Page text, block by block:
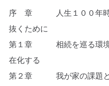
序 章 人生１００年時代
抜くために
第１章 相続を巡る環境
在化する
第２章 我が家の課題と